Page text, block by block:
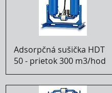
Adsorpčná sušička HDT
50 - prietok 300 m3/hod